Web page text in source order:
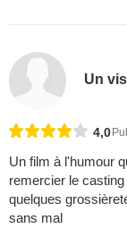
Un
4,0
Un film à l'humour
remercier le
quelques
sans mal